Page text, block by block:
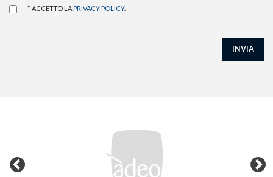
* ACCETTO LA PRIVACY POLICY.
INVIA